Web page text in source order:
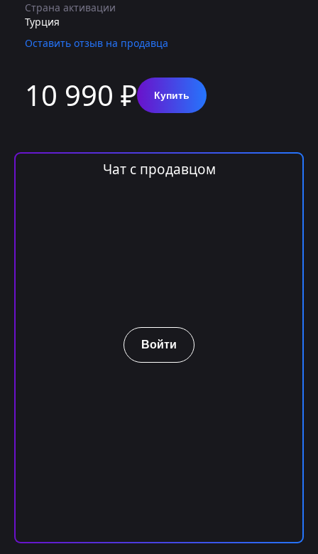
Страна активации
Турция
Оставить отзыв на продавца
10 990 ₽ Купить
Чат с продавцом
Войти